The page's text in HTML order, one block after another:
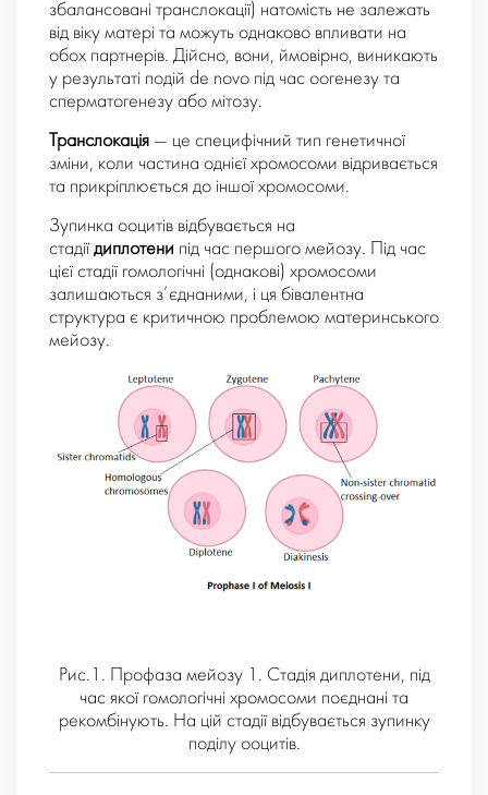
збалансовані транслокації) натомість не залежать
від віку матері та можуть однаково впливати на
обох партнерів. Дійсно, вони, ймовірно, виникають
у результаті подій de novo під час оогенезу та
сперматогенезу або мітозу.
Транслокація — це специфічний тип генетичної
зміни, коли частина однієї хромосоми відривається
та прикріплюється до іншої хромосоми.
Зупинка ооцитів відбувається на
стадіїдиплотени під час першого мейозу. Під час
цієї стадії гомологічні (однакові) хромосоми
залишаються з’єднаними, і ця бівалентна
структура є критичною проблемою материнського
мейозу.
Рис.1. Профаза мейозу 1. Стадія диплотени, під
час якої гомологічні хромосоми поєднані та
рекомбінують. На цій стадії відбувається зупинку
поділу ооцитів.